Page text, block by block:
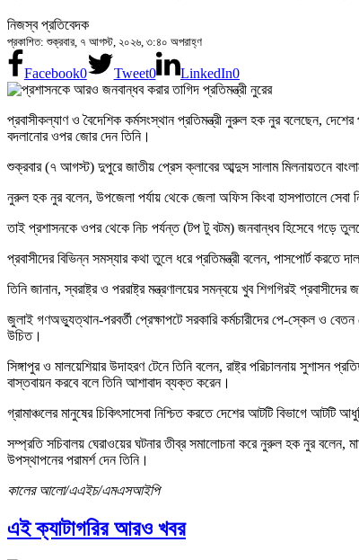
নিজস্ব প্রতিবেদক
প্রকাশিত: শুক্রবার, ৭ আগস্ট, ২০২৬, ৩:৪০ অপরাহ্ণ
Facebook0 Tweet0 LinkedIn0
প্রবাসীকল্যাণ ও বৈদেশিক কর্মসংস্থান প্রতিমন্ত্রী নুরুল হক নুর বলেছেন,
বদলানোর ওপর জোর দেন তিনি।
শুক্রবার (৭ আগস্ট) দুপুরে জাতীয় প্রেস ক্লাবের আব্দুস সালাম মিলনায়তনে
নুরুল হক নুর বলেন, উপজেলা পর্যায় থেকে জেলা অফিস কিংবা হাসপাতালে সেবা
তাই প্রশাসনকে ওপর থেকে নিচ পর্যন্ত (টপ টু বটম) জনবান্ধব হিসেবে গড়ে
প্রবাসীদের বিভিন্ন সমস্যার কথা তুলে ধরে প্রতিমন্ত্রী বলেন, পাসপোর্ট করতে
তিনি জানান, স্বরাষ্ট্র ও পররাষ্ট্র মন্ত্রণালয়ের সমন্বয়ে খুব শিগগিরই
জুলাই গণঅভ্যুত্থান-পরবর্তী প্রেক্ষাপটে সরকারি কর্মচারীদের পে-স্কেল ও বেতন
উচিত।
সিঙ্গাপুর ও মালয়েশিয়ার উদাহরণ টেনে তিনি বলেন, রাষ্ট্র পরিচালনায় সুশাসন
বাস্তবায়ন করবে বলে তিনি আশাবাদ ব্যক্ত করেন।
গ্রামাঞ্চলের মানুষের চিকিৎসাসেবা নিশ্চিত করতে দেশের আটটি বিভাগে আটটি
সম্প্রতি সচিবালয় ঘেরাওয়ের ঘটনার তীব্র সমালোচনা করে নুরুল হক নুর বলেন,
উপস্থাপনের পরামর্শ দেন তিনি।
কালের আলো/এএইচ/এমএসআইপি
এই ক্যাটাগরির আরও খবর